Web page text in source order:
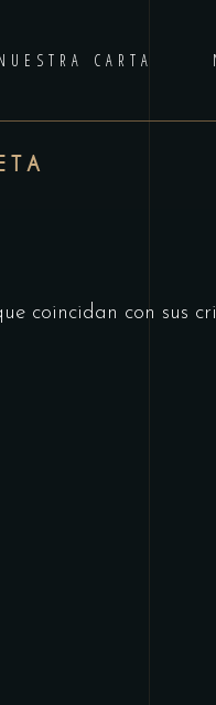
CARTA
coincidan con sus